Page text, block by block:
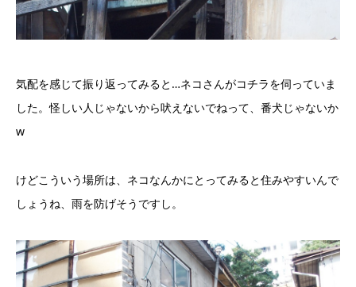
気配を感じて振り返ってみると…ネコさんがコチラを伺っていま
した。怪しい人じゃないから吠えないでねって、番犬じゃないか
w
けどこういう場所は、ネコなんかにとってみると住みやすいんで
しょうね、雨を防げそうですし。